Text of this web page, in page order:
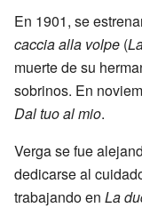
En 1901, se
caccia alla volpe (
muerte de su
sobrinos. En
Dal tuo al mio.
Verga se fue
dedicarse al
trabajando en La